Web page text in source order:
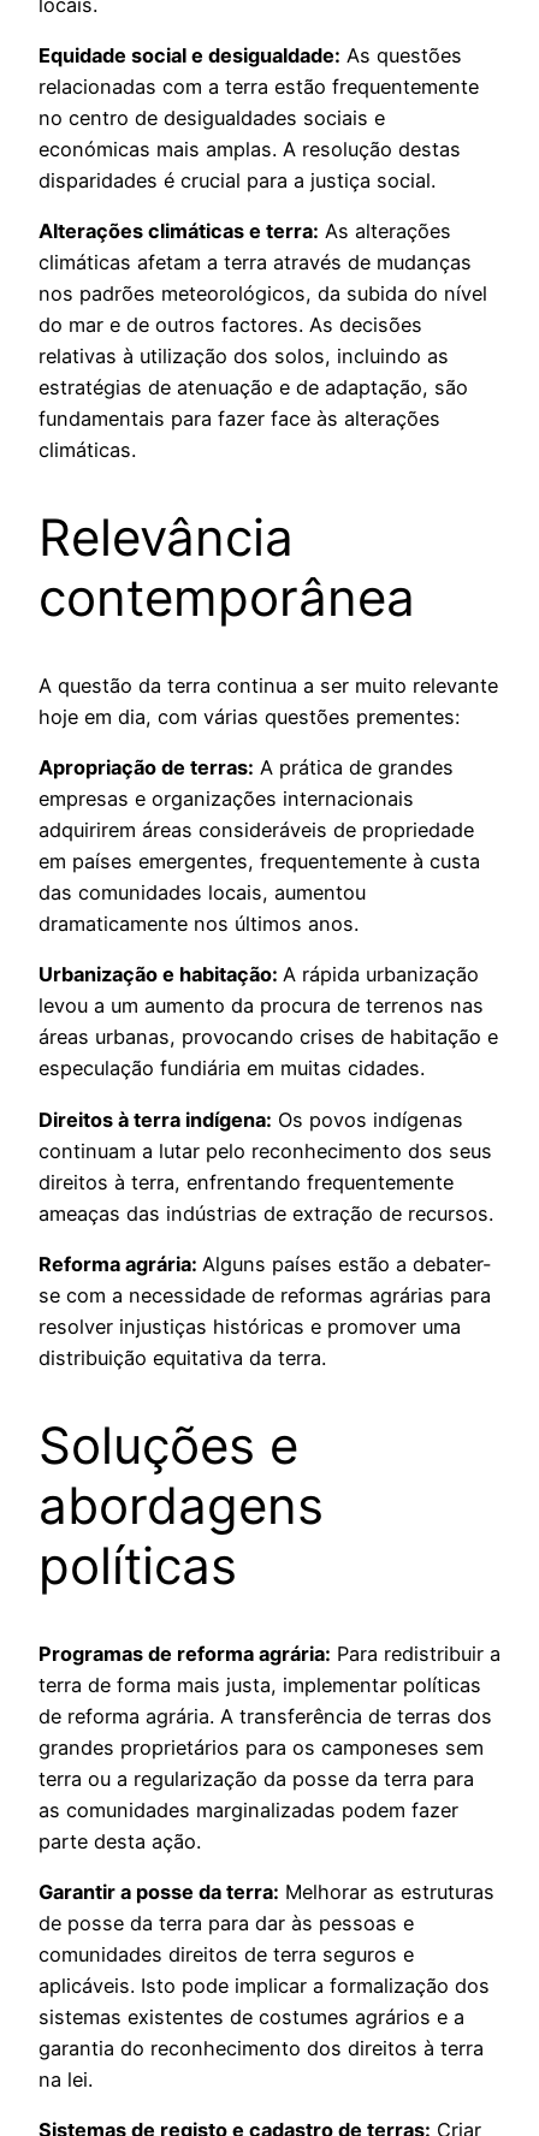
​Equidade social e desigualdade: As questões
relacionadas com a terra estão frequentemente
no centro de desigualdades sociais e
económicas mais amplas. A resolução destas
disparidades é crucial para a justiça social.
Alterações climáticas e terra: As alterações
climáticas afetam a terra através de mudanças
nos padrões meteorológicos, da subida do nível
do mar e de outros factores. As decisões
relativas à utilização dos solos, incluindo as
estratégias de atenuação e de adaptação, são
fundamentais para fazer face às alterações
climáticas.
​Relevância
contemporânea
A questão da terra continua a ser muito relevante
hoje em dia, com várias questões prementes:
Apropriação de terras: A prática de grandes
empresas e organizações internacionais
adquirirem áreas consideráveis de propriedade
em países emergentes, frequentemente à custa
das comunidades locais, aumentou
dramaticamente nos últimos anos.
Urbanização e habitação: A rápida urbanização
levou a um aumento da procura de terrenos nas
áreas urbanas, provocando crises de habitação e
especulação fundiária em muitas cidades.
Direitos à terra indígena: Os povos indígenas
continuam a lutar pelo reconhecimento dos seus
direitos à terra, enfrentando frequentemente
ameaças das indústrias de extração de recursos.
Reforma agrária: Alguns países estão a debater-
se com a necessidade de reformas agrárias para
resolver injustiças históricas e promover uma
distribuição equitativa da terra.
Soluções e
abordagens
políticas
Programas de reforma agrária: Para redistribuir a
terra de forma mais justa, implementar políticas
de reforma agrária. A transferência de terras dos
grandes proprietários para os camponeses sem
terra ou a regularização da posse da terra para
as comunidades marginalizadas podem fazer
parte desta ação.
Garantir a posse da terra: Melhorar as estruturas
de posse da terra para dar às pessoas e
comunidades direitos de terra seguros e
aplicáveis. Isto pode implicar a formalização dos
sistemas existentes de costumes agrários e a
garantia do reconhecimento dos direitos à terra
na lei.
Sistemas de registo e cadastro de terras: Criar